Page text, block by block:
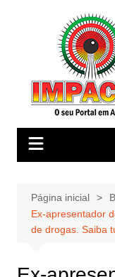
Página inicial
Ex-apresentador
de drogas. Saiba